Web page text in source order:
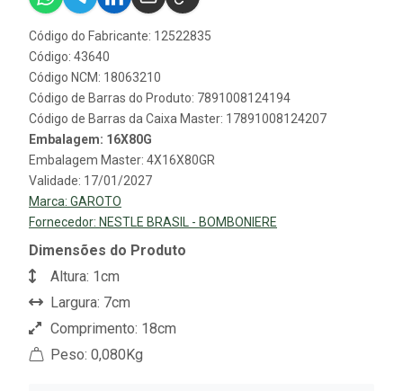
Código do Fabricante: 12522835
Código: 43640
Código NCM: 18063210
Código de Barras do Produto: 7891008124194
Código de Barras da Caixa Master: 17891008124207
Embalagem: 16X80G
Embalagem Master: 4X16X80GR
Validade: 17/01/2027
Marca: GAROTO
Fornecedor: NESTLE BRASIL - BOMBONIERE
Dimensões do Produto
Altura: 1cm
Largura: 7cm
Comprimento: 18cm
Peso: 0,080Kg